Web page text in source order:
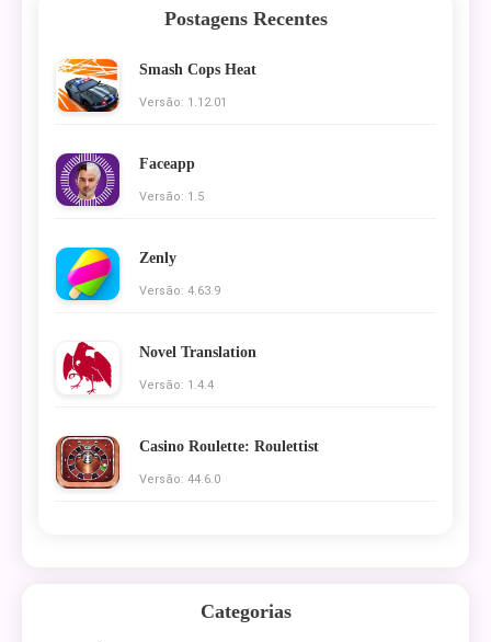
Postagens Recentes
Smash Cops Heat
Versão: 1.12.01
Faceapp
Versão: 1.5
Zenly
Versão: 4.63.9
Novel Translation
Versão: 1.4.4
Casino Roulette: Roulettist
Versão: 44.6.0
Categorias